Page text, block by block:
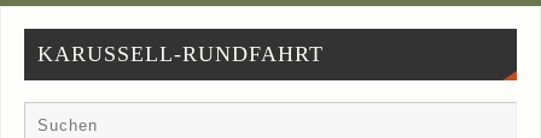
KARUSSELL-RUNDFAHRT